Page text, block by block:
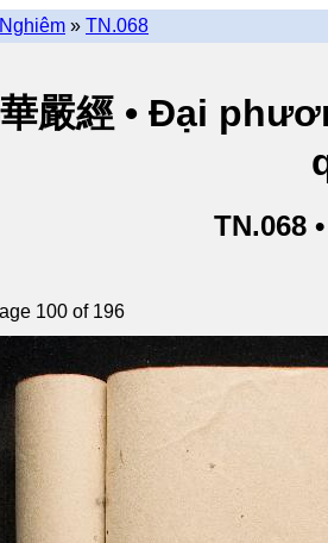
» TN.068
華嚴經 • Đại
TN.068
100 of 196